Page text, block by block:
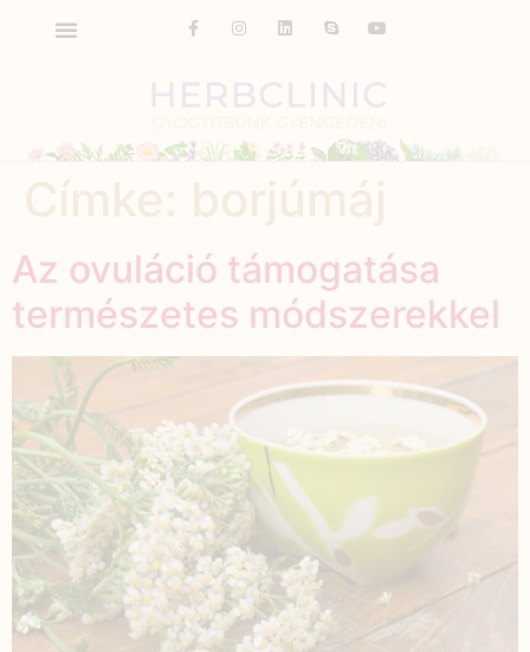
Az ovuláció támogatása
természetes módszerekkel